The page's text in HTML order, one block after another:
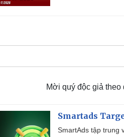
Mời quý độc giả theo
Smartads
SmartAds tập trung